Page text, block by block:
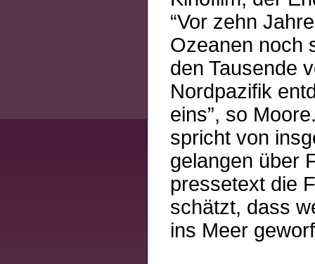
“Vor zehn
Ozeanen noch
den Tausende
Nordpazifik
eins”, so
spricht von
gelangen über
pressetext die
schätzt, dass
ins Meer